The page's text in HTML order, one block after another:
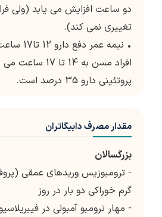
دو ساعت افزایش می یابد (ولی
تغییری نمی کند).
• نیمه
افراد مسن به 14
پروتئینی دارو 35 درصد است.
مقدار مصرف دابیگاتران
بزرگسالان
گرم خوراکی دو بار در روز